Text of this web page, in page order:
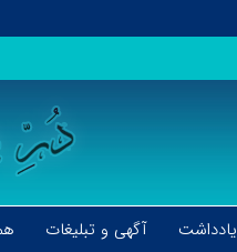
یادداشت آگهی و تبلیغات